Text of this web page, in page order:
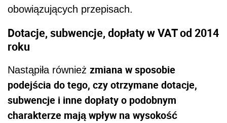
obowiązujących przepisach.
Dotacje, subwencje, dopłaty w VAT od 2014
roku
Nastąpiła również zmiana w sposobie
podejścia do tego, czy otrzymane dotacje,
subwencje i inne dopłaty o podobnym
charakterze mają wpływ na wysokość